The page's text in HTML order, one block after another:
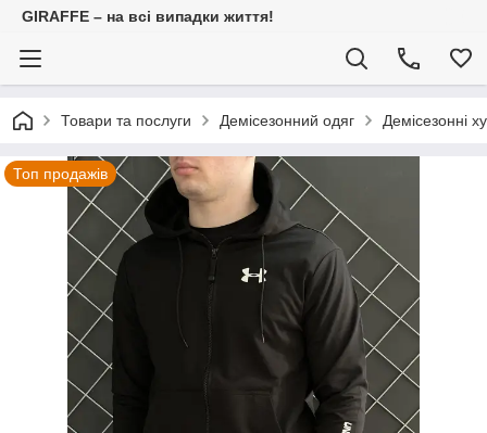
GIRAFFE – на всі випадки життя!
Товари та послуги Демісезонний одяг Демісезонні
Топ продажів